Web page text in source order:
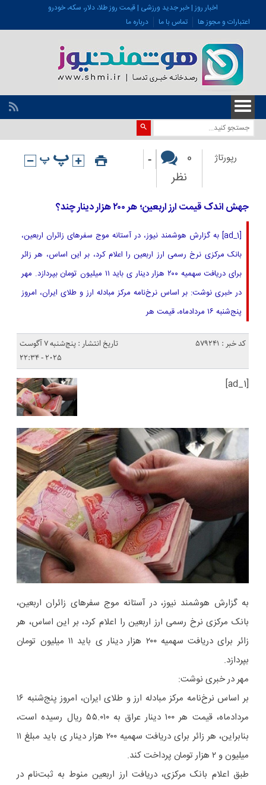
اخبار روز | خبر جدید ورزشی | قیمت روز طلا، دلار، سکه، خودرو
اعتبارات و مجوز ها
تماس با ما درباره ما
رپورتاژ
0
نظر
-
جهش اندک قیمت ارز اربعین؛ هر ۲۰۰ هزار دینار چند؟
[ad_1] به گزارش هوشمند نیوز، در آستانه موج سفرهای زائران اربعین،
بانک مرکزی نرخ رسمی ارز اربعین را اعلام کرد، بر این اساس، هر زائر
برای دریافت سهمیه ۲۰۰ هزار دینار ی باید ۱۱ میلیون تومان بپردازد. مهر
در خبری نوشت: بر اساس نرخ‌نامه مرکز مبادله ارز و طلای ایران، امروز
پنج‌شنبه ۱۶ مردادماه، قیمت هر
کد خبر : 579241
تاریخ انتشار : پنج‌شنبه 7 آگوست
2025 - 22:34
[ad_1]
به گزارش هوشمند نیوز، در آستانه موج سفرهای زائران اربعین،
بانک مرکزی نرخ رسمی ارز اربعین را اعلام کرد، بر این اساس، هر
زائر برای دریافت سهمیه ۲۰۰ هزار دینار ی باید ۱۱ میلیون تومان
بپردازد.
مهر در خبری نوشت:
بر اساس نرخ‌نامه مرکز مبادله ارز و طلای ایران، امروز پنج‌شنبه ۱۶
مردادماه، قیمت هر ۱۰۰ دینار عراق به ۵۵.۰۱۰ ریال رسیده است،
بنابراین، هر زائر برای دریافت سهمیه ۲۰۰ هزار دینار ی باید مبلغ ۱۱
میلیون و ۲ هزار تومان پرداخت کند.
طبق اعلام بانک مرکزی، دریافت ارز اربعین منوط به ثبت‌نام در